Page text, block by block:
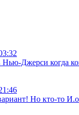
Джерси когда
Но кто-то